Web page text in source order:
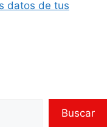
datos de tus
Buscar